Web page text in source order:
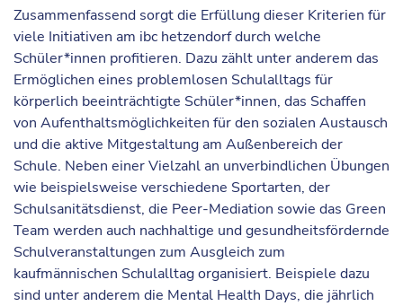
Zusammenfassend sorgt die Erfüllung dieser Kriterien für
viele Initiativen am ibc hetzendorf durch welche
Schüler*innen profitieren. Dazu zählt unter anderem das
Ermöglichen eines problemlosen Schulalltags für
körperlich beeinträchtigte Schüler*innen, das Schaffen
von Aufenthaltsmöglichkeiten für den sozialen Austausch
und die aktive Mitgestaltung am Außenbereich der
Schule. Neben einer Vielzahl an unverbindlichen Übungen
wie beispielsweise verschiedene Sportarten, der
Schulsanitätsdienst, die Peer-Mediation sowie das Green
Team werden auch nachhaltige und gesundheitsfördernde
Schulveranstaltungen zum Ausgleich zum
kaufmännischen Schulalltag organisiert. Beispiele dazu
sind unter anderem die Mental Health Days, die jährlich